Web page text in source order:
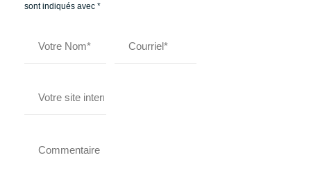
sont indiqués avec *